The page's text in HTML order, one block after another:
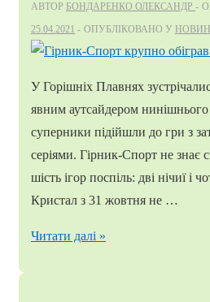
у
сезоні
АВТОР БОНДАРЕНКО ОЛЕКСАНДР
25.04.2021
ОПУБЛІКОВАНО У
У Горішніх Плавнях
явним аутсайдером
суперники підійшли до гри з
серіями. Гірник-Спорт не знає
шість ігор поспіль: дві нічиї і
Кристал з 31 жовтня не …
Гірник-
Читати далі »